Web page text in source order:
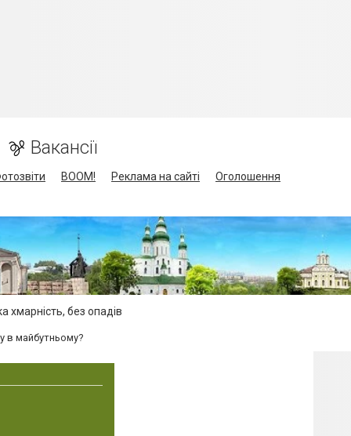
Вакансії
BOOM! Реклама на сайті
Оголошення
хмарність, без опадів
в майбутньому?